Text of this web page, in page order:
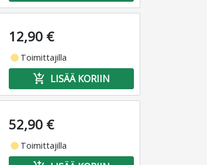
12,90 €
fiber_manual_record Toimittajilla
add_shopping_cart LISÄÄ KORIIN
52,90 €
fiber_manual_record Toimittajilla